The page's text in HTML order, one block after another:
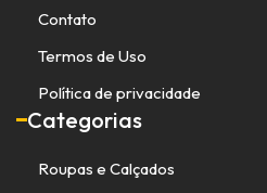
Contato
Termos de Uso
Política de privacidade
Categorias
Roupas e Calçados